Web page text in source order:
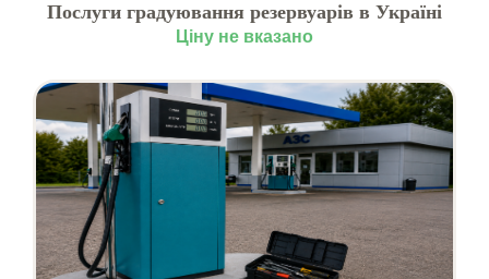
Послуги градуювання резервуарів в Україні
Ціну не вказано